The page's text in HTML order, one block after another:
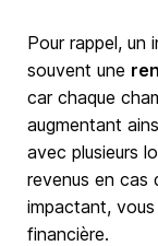
Pour rappel, un
souvent une
car chaque
augmentant
avec plusieurs
revenus en cas
impactant,
financière.